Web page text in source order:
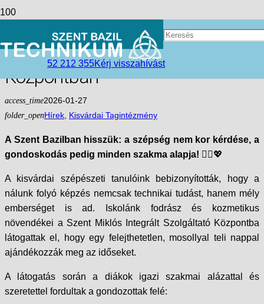
52 212 355Kérj visszahívást
Szépség és Lélek: Generációk
Találkozása a Szent Miklós
Központban
access_time2026-01-27
folder_openHírek Kisvárdai Tagintézmény
A Szent Bazilban hisszük: a szépség nem kor kérdése, a
gondoskodás pedig minden szakma alapja! 💇‍♀️💖
A kisvárdai szépészeti tanulóink bebizonyították, hogy a
nálunk folyó képzés nemcsak technikai tudást, hanem mély
emberséget is ad. Iskolánk fodrász és kozmetikus
növendékei a Szent Miklós Integrált Szolgáltató Központba
látogattak el, hogy egy felejthetetlen, mosollyal teli nappal
ajándékozzák meg az időseket.
A látogatás során a diákok igazi szakmai alázattal és
szeretettel fordultak a gondozottak felé: